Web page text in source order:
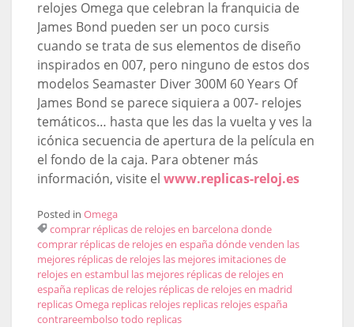
relojes Omega que celebran la franquicia de
James Bond pueden ser un poco cursis
cuando se trata de sus elementos de diseño
inspirados en 007, pero ninguno de estos dos
modelos Seamaster Diver 300M 60 Years Of
James Bond se parece siquiera a 007- relojes
temáticos… hasta que les das la vuelta y ves la
icónica secuencia de apertura de la película en
el fondo de la caja. Para obtener más
información, visite el www.replicas-reloj.es
Posted in Omega
comprar réplicas de relojes en barcelonadonde
comprar réplicas de relojes en españadónde venden las
mejores réplicas de relojes las mejores imitaciones de
relojes en estambul las mejores réplicas de relojes en
españa replicas de relojes réplicas de relojes en madrid
replicas Omega replicas relojes replicas relojes españa
contrareembolso todo replicas